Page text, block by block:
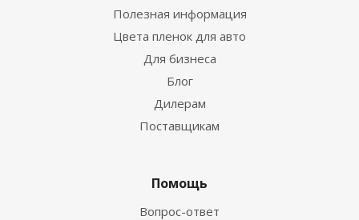
Полезная информация
Цвета пленок для авто
Для бизнеса
Блог
Дилерам
Поставщикам
Помощь
Вопрос-ответ